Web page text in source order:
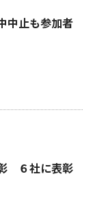
中止も参加者
６社に表彰